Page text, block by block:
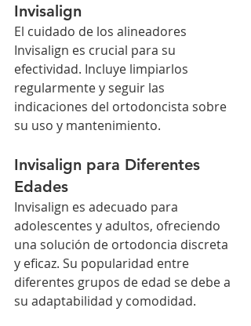
Invisalign
El cuidado de los alineadores
Invisalign es crucial para su
efectividad. Incluye limpiarlos
regularmente y seguir las
indicaciones del ortodoncista sobre
su uso y mantenimiento.
Invisalign para Diferentes
Edades
Invisalign es adecuado para
adolescentes y adultos, ofreciendo
una solución de ortodoncia discreta
y eficaz. Su popularidad entre
diferentes grupos de edad se debe a
su adaptabilidad y comodidad.